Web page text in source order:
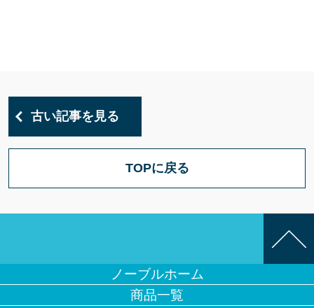
古い記事を見る
TOPに戻る
ノーブルホーム
商品一覧